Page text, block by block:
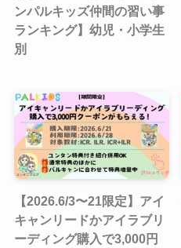
ンパルキッズ仲間の習い事
ランキング】幼児・小学生
別
【2026.6/3〜21限定】アイ
キャンリードかアイラブリ
ーディング購入で3,000円